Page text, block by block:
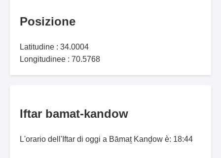
Posizione
Latitudine : 34.0004
Longitudinee : 70.5768
Iftar bamat-kandow
L'orario dell'Iftar di oggi a Bāmaṯ Kanḏow è: 18:44